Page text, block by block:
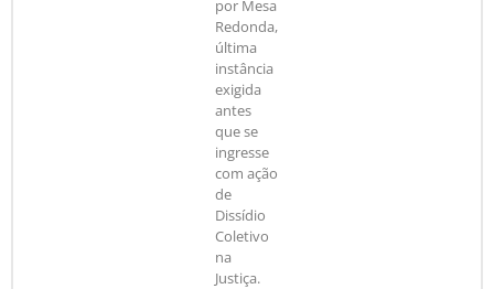
por Mesa
Redonda,
última
instância
exigida
antes
que se
ingresse
com ação
de
Dissídio
Coletivo
na
Justiça.